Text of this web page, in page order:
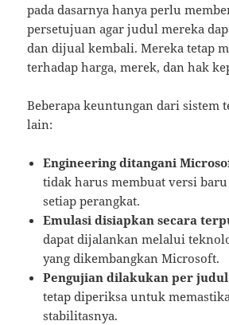
pada dasarnya hanya perlu
persetujuan agar judul mereka
dan dijual kembali. Mereka tetap
terhadap harga, merek, dan hak
Beberapa keuntungan dari sistem
lain:
Engineering ditangani
tidak harus membuat versi
setiap perangkat.
Emulasi disiapkan secara
dapat dijalankan melalui
yang dikembangkan Microsoft.
Pengujian dilakukan per
tetap diperiksa untuk
stabilitasnya.